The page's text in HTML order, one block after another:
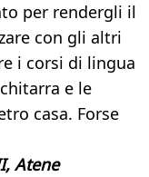
per rendergli il
con gli altri
i corsi di lingua
e le
casa. Forse
Atene